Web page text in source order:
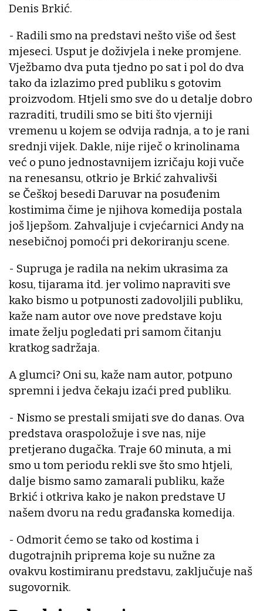
Denis Brkić.
- Radili smo na predstavi nešto više od šest
mjeseci. Usput je doživjela i neke promjene.
Vježbamo dva puta tjedno po sat i pol do dva
tako da izlazimo pred publiku s gotovim
proizvodom. Htjeli smo sve do u detalje dobro
razraditi, trudili smo se biti što vjerniji
vremenu u kojem se odvija radnja, a to je rani
srednji vijek. Dakle, nije riječ o krinolinama
već o puno jednostavnijem izričaju koji vuče
na renesansu, otkrio je Brkić zahvalivši
se Češkoj besedi Daruvar na posuđenim
kostimima čime je njihova komedija postala
još ljepšom. Zahvaljuje i cvjećarnici Andy na
nesebičnoj pomoći pri dekoriranju scene.
- Supruga je radila na nekim ukrasima za
kosu, tijarama itd. jer volimo napraviti sve
kako bismo u potpunosti zadovoljili publiku,
kaže nam autor ove nove predstave koju
imate želju pogledati pri samom čitanju
kratkog sadržaja.
A glumci? Oni su, kaže nam autor, potpuno
spremni i jedva čekaju izaći pred publiku.
- Nismo se prestali smijati sve do danas. Ova
predstava oraspoložuje i sve nas, nije
pretjerano dugačka. Traje 60 minuta, a mi
smo u tom periodu rekli sve što smo htjeli,
dalje bismo samo zamarali publiku, kaže
Brkić i otkriva kako je nakon predstave U
našem dvoru na redu građanska komedija.
- Odmorit ćemo se tako od kostima i
dugotrajnih priprema koje su nužne za
ovakvu kostimiranu predstavu, zaključuje naš
sugovornik.